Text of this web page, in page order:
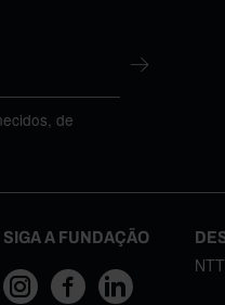
de
SIGA A FUNDAÇÃO